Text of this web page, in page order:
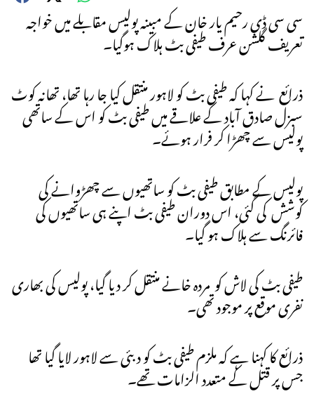
سی سی ڈی رحیم یار خان کے مبینہ پولیس مقابلے میں خواجہ
تعریف گلشن عرف طیفی بٹ ہلاک ہوگیا۔
ذرائع نے کہا کہ طیفی بٹ کو لاہور منتقل کیا جا رہا تھا، تھانہ کوٹ
سبزل صادق آباد کے علاقے میں طیفی بٹ کو اس کے ساتھی
پولیس سے چھڑا کر فرار ہوئے۔
پولیس کے مطابق طیفی بٹ کو ساتھیوں سے چھڑوانے کی
کوشش کی گئی، اس دوران طیفی بٹ اپنے ہی ساتھیوں کی
فائرنگ سے ہلاک ہو گیا۔
طیفی بٹ کی لاش کو مردہ خانے منتقل کر دیا گیا، پولیس کی بھاری
نفری موقع پر موجود تھی۔
ذرائع کا کہنا ہے کہ ملزم طیفی بٹ کو دبئی سے لاہور لایا گیا تھا
جس پر قتل کے متعدد الزامات تھے۔